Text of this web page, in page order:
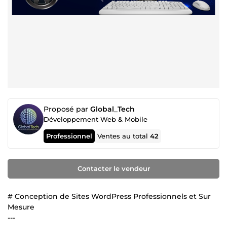
Proposé par Global_Tech
Développement Web & Mobile
Professionnel Ventes au total42
Contacter le vendeur
# Conception de Sites WordPress Professionnels et Sur
Mesure
---